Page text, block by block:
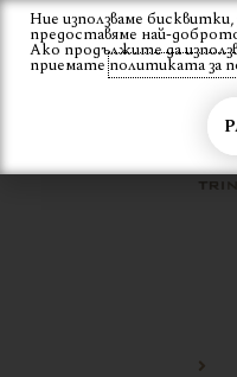
Skip
content
Вход
Ние използваме
предоставяме най-
Ако продължите да
приематеполитиката за